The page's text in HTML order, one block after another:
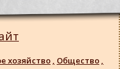
хозяйство , Общество ,